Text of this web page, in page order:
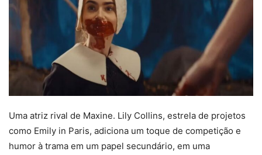
Uma atriz rival de Maxine. Lily Collins, estrela de projetos
como Emily in Paris, adiciona um toque de competição e
humor à trama em um papel secundário, em uma